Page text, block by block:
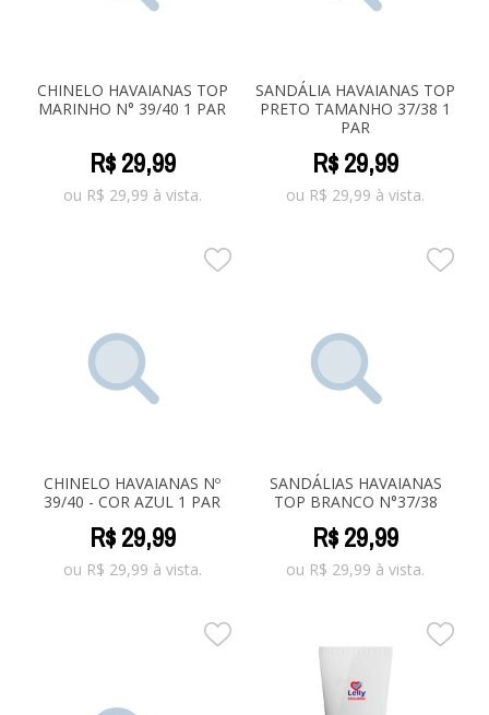
CHINELO HAVAIANAS TOP
MARINHO N° 39/40 1 PAR
R$29,99
ou R$ 29,99 à vista.
SANDÁLIA HAVAIANAS TOP
PRETO TAMANHO 37/38 1
PAR
R$29,99
ou R$ 29,99 à vista.
CHINELO HAVAIANAS Nº
39/40 - COR AZUL 1 PAR
R$29,99
ou R$ 29,99 à vista.
SANDÁLIAS HAVAIANAS
TOP BRANCO N°37/38
R$29,99
ou R$ 29,99 à vista.